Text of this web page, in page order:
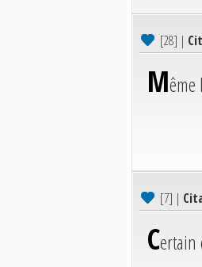
[28] |
M
[7] |
Certain